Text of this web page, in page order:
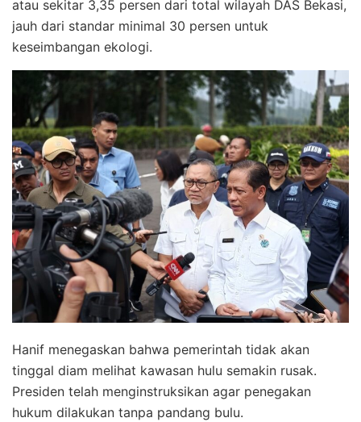
atau sekitar 3,35 persen dari total wilayah DAS Bekasi,
jauh dari standar minimal 30 persen untuk
keseimbangan ekologi.
Hanif menegaskan bahwa pemerintah tidak akan
tinggal diam melihat kawasan hulu semakin rusak.
Presiden telah menginstruksikan agar penegakan
hukum dilakukan tanpa pandang bulu.